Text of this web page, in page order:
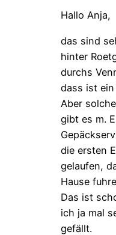
Hallo Anja,
das sind
hinter
durchs
dass ist
Aber
gibt es m.
die ersten
gelaufen,
Hause
Das ist
ich ja mal
gefällt.